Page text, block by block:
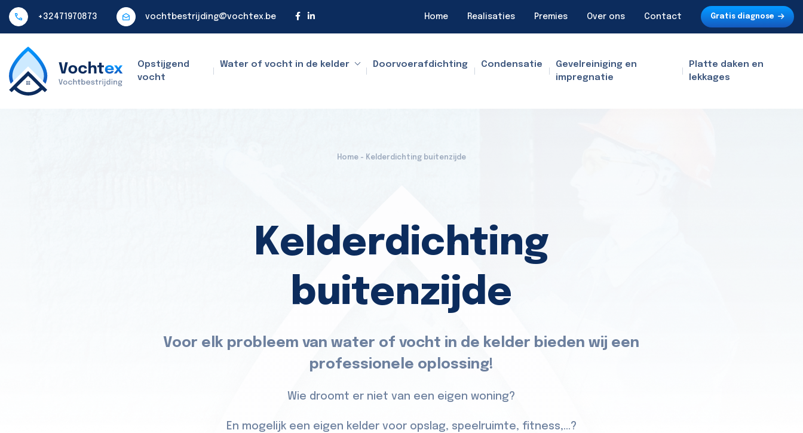
+32471970873 vochtbestrijding@vochtex.be Home Realisaties Premies Over ons Contact Gratis diagnose
Opstijgend
vocht
Water of vocht in de kelder Doorvoerafdichting Condensatie
Gevelreiniging en
impregnatie
Platte daken en
lekkages
Home - Kelderdichting buitenzijde
Kelderdichting
buitenzijde
Voor elk probleem van water of vocht in de kelder bieden wij een
professionele oplossing!
Wie droomt er niet van een eigen woning?
En mogelijk een eigen kelder voor opslag, speelruimte, fitness,...?